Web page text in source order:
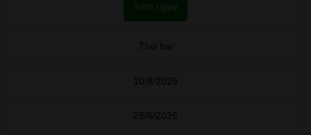
Xem ngay
Thứ hai
10/8/2026
28/6/2026